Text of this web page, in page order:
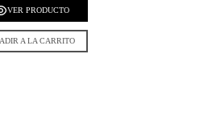
VER PRODUCTO
A LA CARRITO